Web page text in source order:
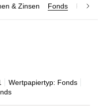
& Zinsen Fonds
Wertpapiertyp: Fonds